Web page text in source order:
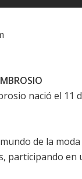
nació el 11
de la
participando en